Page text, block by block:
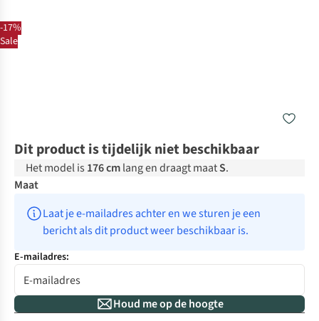
-17%
Sale
Dit product is tijdelijk niet beschikbaar
Het model is 176 cmlang en draagt maatS.
Maat
Laat je e-mailadres achter en we sturen je een
bericht als dit product weer beschikbaar is.
E-mailadres:
Houd me op de hoogte